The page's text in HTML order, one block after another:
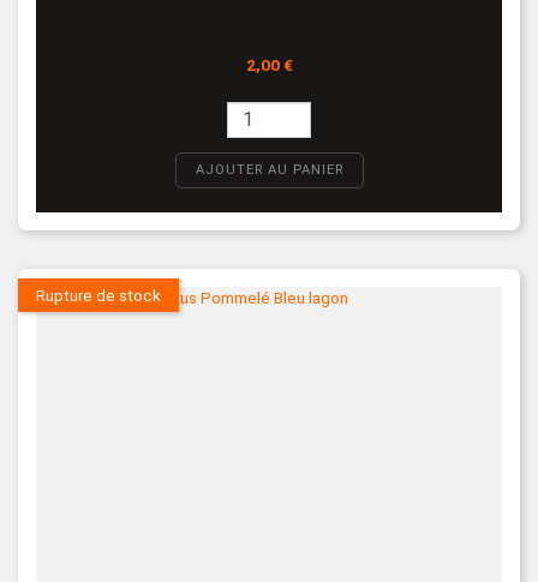
Prix
2,00 €
AJOUTER AU PANIER
Rupture de stock